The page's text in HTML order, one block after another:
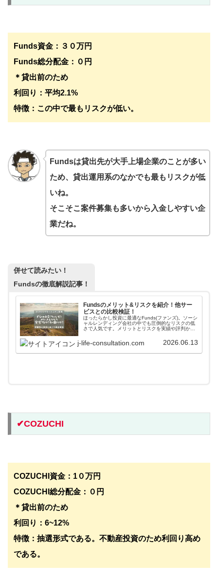
Funds資金：３０万円
Funds総分配金：０円
＊貸出前のため
利回り：平均2.1%
特徴：この中で最もリスクが低い。
Fundsは貸出先が大手上場企業のことが多い
ため、貸出運用系のなかでも最もリスクが低
いね。
そこそこ案件募集も多いから入金しやすい企
業だね。
併せて読みたい！
Fundsの徹底解説記事！
Fundsのメリット&リスクを紹介！他サー
ビスとの比較検証！
ほったらかし投資に最適なFunds(ファンズ)。ソーシ
ャルレンディング会社の中でも圧倒的なリスクの低
さで人気です。メリットとリスクを実績や評判から
ィング会社との比較もしながら、fundsの優位性も
掲載しています。
j-life-consultation.com 2026.06.13
✔︎COZUCHI
COZUCHI資金：1０万円
COZUCHI総分配金：０円
＊貸出前のため
利回り：6~12%
特徴：抽選形式である。不動産投資のため利回り高め
である。